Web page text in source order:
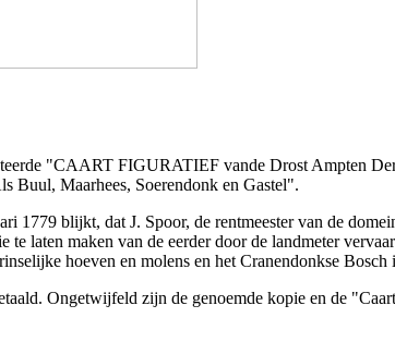
"CAART FIGURATIEF vande Drost Ampten
Buul, Maarhees, Soerendonk en Gastel".
1779 blijkt, dat J. Spoor, de rentmeester van de
laten maken van de eerder door de landmeter
hoeven en molens en het Cranendonkse Bosch
Ongetwijfeld zijn de genoemde kopie en de